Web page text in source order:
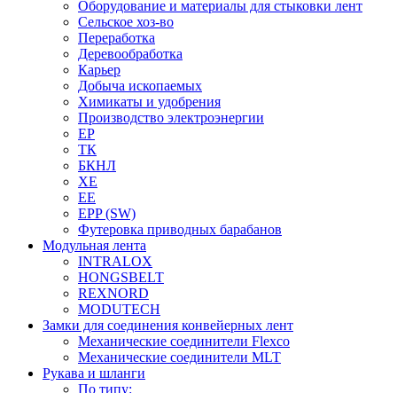
Оборудование и материалы для стыковки лент
Сельское хоз-во
Переработка
Деревообработка
Карьер
Добыча ископаемых
Химикаты и удобрения
Производство электроэнергии
EP
ТК
БКНЛ
XE
EE
EPP (SW)
Футеровка приводных барабанов
Модульная лента
INTRALOX
HONGSBELT
REXNORD
MODUTECH
Замки для соединения конвейерных лент
Механические соединители Flexco
Механические соединители MLT
Рукава и шланги
По типу: